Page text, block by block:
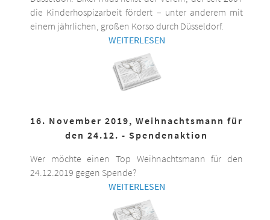
die Kinderhospizarbeit fördert – unter anderem mit
einem jährlichen, großen Korso durch Düsseldorf.
WEITERLESEN
16. November 2019, Weihnachtsmann für
den 24.12. - Spendenaktion
Wer möchte einen Top Weihnachtsmann für den
24.12.2019 gegen Spende?
WEITERLESEN